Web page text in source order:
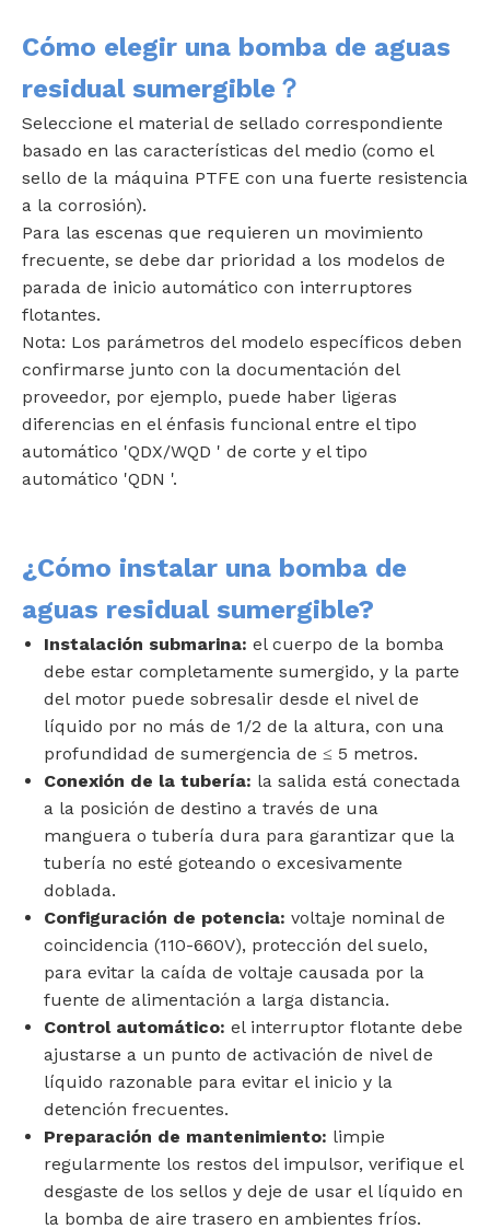
Cómo elegir una bomba de aguas
residual sumergible？
Seleccione el material de sellado correspondiente
basado en las características del medio (como el
sello de la máquina PTFE con una fuerte resistencia
a la corrosión).
Para las escenas que requieren un movimiento
frecuente, se debe dar prioridad a los modelos de
parada de inicio automático con interruptores
flotantes.
Nota: Los parámetros del modelo específicos deben
confirmarse junto con la documentación del
proveedor, por ejemplo, puede haber ligeras
diferencias en el énfasis funcional entre el tipo
automático 'QDX/WQD ' de corte y el tipo
automático 'QDN '.
¿Cómo instalar una bomba de
aguas residual sumergible?
Instalación submarina: el cuerpo de la bomba
debe estar completamente sumergido, y la parte
del motor puede sobresalir desde el nivel de
líquido por no más de 1/2 de la altura, con una
profundidad de sumergencia de ≤ 5 metros.
Conexión de la tubería: la salida está conectada
a la posición de destino a través de una
manguera o tubería dura para garantizar que la
tubería no esté goteando o excesivamente
doblada.
Configuración de potencia: voltaje nominal de
coincidencia (110-660V), protección del suelo,
para evitar la caída de voltaje causada por la
fuente de alimentación a larga distancia.
Control automático: el interruptor flotante debe
ajustarse a un punto de activación de nivel de
líquido razonable para evitar el inicio y la
detención frecuentes.
Preparación de mantenimiento: limpie
regularmente los restos del impulsor, verifique el
desgaste de los sellos y deje de usar el líquido en
la bomba de aire trasero en ambientes fríos.